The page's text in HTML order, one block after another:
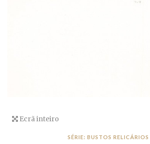
Ecrã inteiro
SÉRIE: BUSTOS RELICÁRIOS